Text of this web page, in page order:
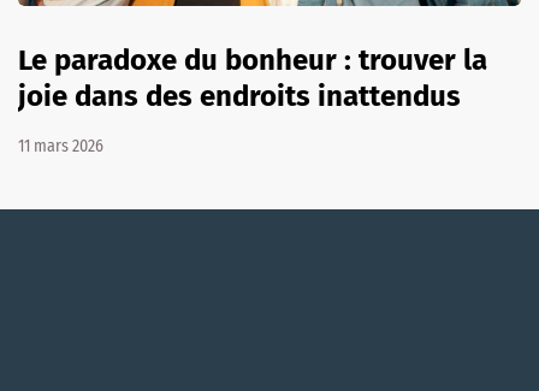
Le paradoxe du bonheur : trouver la
joie dans des endroits inattendus
11 mars 2026